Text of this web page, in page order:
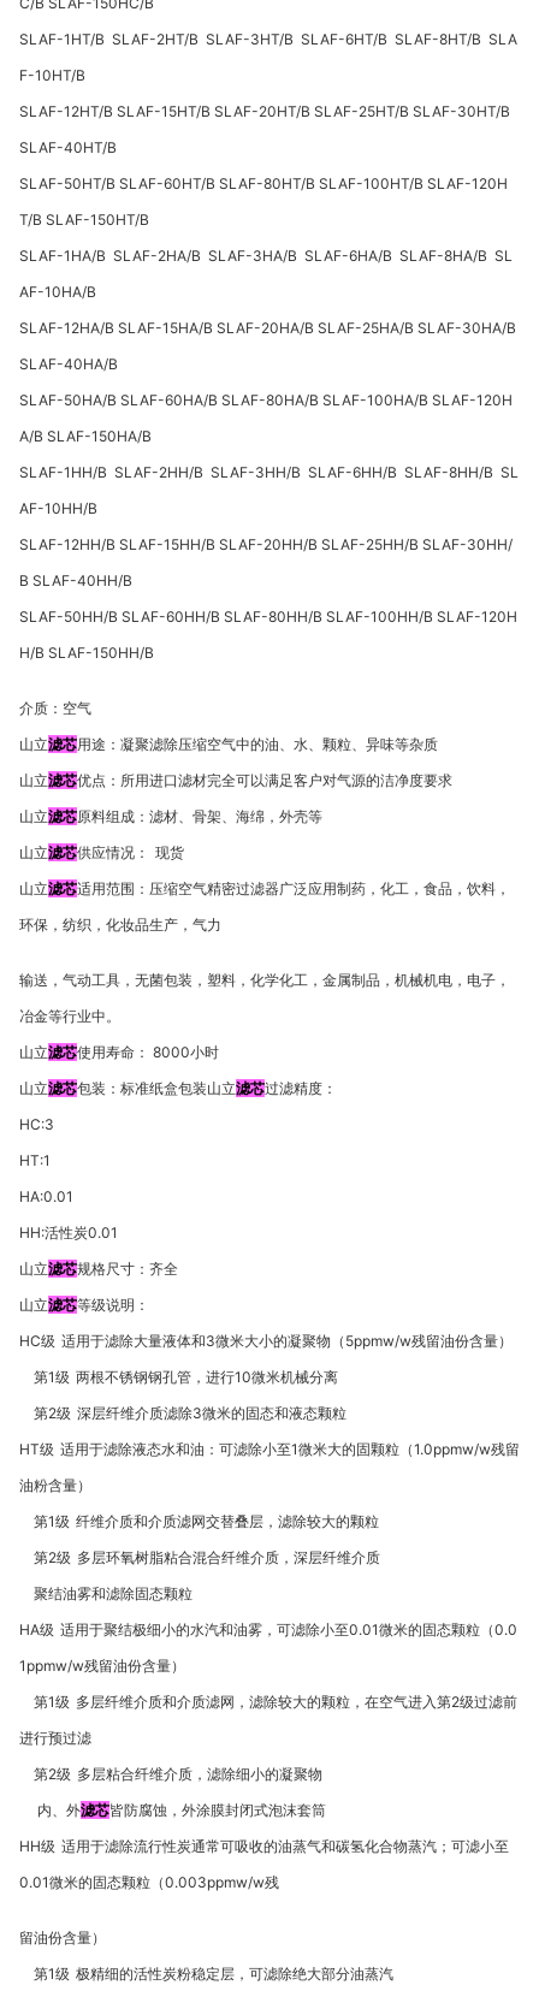
SLAF-1HT/B SLAF-2HT/B SLAF-3HT/B SLAF-6HT/B SLAF-8HT/B SLA
F-10HT/B
SLAF-12HT/B SLAF-15HT/B SLAF-20HT/B SLAF-25HT/B SLAF-30HT/B
SLAF-40HT/B
SLAF-50HT/B SLAF-60HT/B SLAF-80HT/B SLAF-100HT/B SLAF-120H
T/B SLAF-150HT/B
SLAF-1HA/B SLAF-2HA/B SLAF-3HA/B SLAF-6HA/B SLAF-8HA/B SL
AF-10HA/B
SLAF-12HA/B SLAF-15HA/B SLAF-20HA/B SLAF-25HA/B SLAF-30HA/B
SLAF-40HA/B
SLAF-50HA/B SLAF-60HA/B SLAF-80HA/B SLAF-100HA/B SLAF-120H
A/B SLAF-150HA/B
SLAF-1HH/B SLAF-2HH/B SLAF-3HH/B SLAF-6HH/B SLAF-8HH/B SL
AF-10HH/B
SLAF-12HH/B SLAF-15HH/B SLAF-20HH/B SLAF-25HH/B SLAF-30HH/
B SLAF-40HH/B
SLAF-50HH/B SLAF-60HH/B SLAF-80HH/B SLAF-100HH/B SLAF-120H
H/B SLAF-150HH/B
介质：空气
山立滤芯用途：凝聚滤除压缩空气中的油、水、颗粒、异味等杂质
山立滤芯优点：所用进口滤材完全可以满足客户对气源的洁净度要求
山立滤芯原料组成：滤材、骨架、海绵，外壳等
山立滤芯供应情况：
现货
山立滤芯适用范围：压缩空气精密过滤器广泛应用制药，化工，食品，饮料，
环保，纺织，化妆品生产，气力
输送，气动工具，无菌包装，塑料，化学化工，金属制品，机械机电，电子，
冶金等行业中。
山立滤芯使用寿命： 8000小时
山立滤芯包装：标准纸盒包装山立滤芯过滤精度：
HC:3
HT:1
HA:0.01
HH:活性炭0.01
山立滤芯规格尺寸：齐全
山立滤芯等级说明：
HC级 适用于滤除大量液体和3微米大小的凝聚物（ 5ppmw/w残留油份含量）
第1级 两根不锈钢钢孔管，进行10微米机械分离
第2级 深层纤维介质滤除3微米的固态和液态颗粒
HT级 适用于滤除液态水和油：可滤除小至1微米大的固颗粒（1.0ppmw/w残留
油粉含量）
第1级 纤维介质和介质滤网交替叠层，滤除较大的颗粒
第2级 多层环氧树脂粘合混合纤维介质，深层纤维介质
聚结油雾和滤除固态颗粒
HA级 适用于聚结极细小的水汽和油雾，可滤除小至0.01微米的固态颗粒（0.0
1ppmw/w残留油份含量）
第1级 多层纤维介质和介质滤网，滤除较大的颗粒，在空气进入第2级过滤前
进行预过滤
第2级 多层粘合纤维介质，滤除细小的凝聚物
内、外滤芯皆防腐蚀，外涂膜封闭式泡沫套筒
HH级 适用于滤除流行性炭通常可吸收的油蒸气和碳氢化合物蒸汽；可滤小至
0.01微米的固态颗粒（0.003ppmw/w残
留油份含量）
第1级 极精细的活性炭粉稳定层，可滤除绝大部分油蒸汽